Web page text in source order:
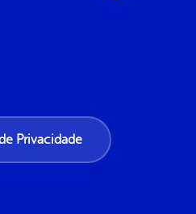
Privacidade